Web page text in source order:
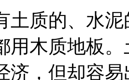
土质的、水
用木质地板
济，但却容